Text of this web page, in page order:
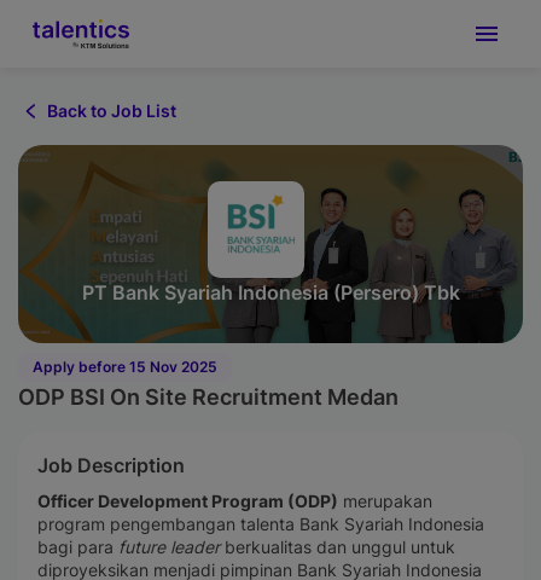
Back to Job List
PT Bank Syariah Indonesia (Persero) Tbk
Apply before 15 Nov 2025
ODP BSI On Site Recruitment Medan
Job Description
Officer Development Program (ODP) merupakan
program pengembangan talenta Bank Syariah Indonesia
bagi para future leaderberkualitas dan unggul untuk
diproyeksikan menjadi pimpinan Bank Syariah Indonesia